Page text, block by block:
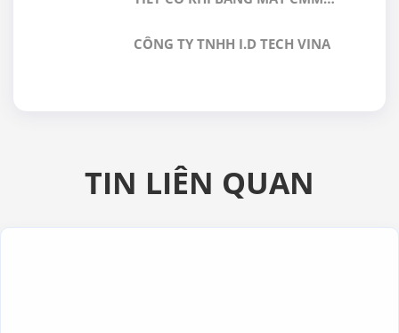
VIỆT NAM
CÔNG TY TNHH I.D TECH VINA
TIN LIÊN QUAN